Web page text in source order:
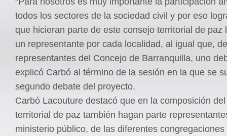
todos los sectores de la sociedad civil y por eso
que hicieran parte de este consejo territorial de paz
un representante por cada localidad, al igual que,
representantes del Concejo de Barranquilla, uno
explicó Carbó al término de la sesión en la que se
segundo debate del proyecto.
Carbó Lacouture destacó que en la composición
territorial de paz también hagan parte
ministerio público, de las diferentes